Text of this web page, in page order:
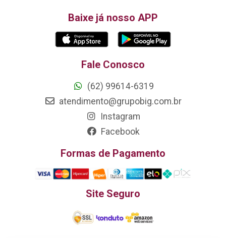
Baixe já nosso APP
Fale Conosco
(62) 99614-6319
atendimento@grupobig.com.br
Instagram
Facebook
Formas de Pagamento
Site Seguro